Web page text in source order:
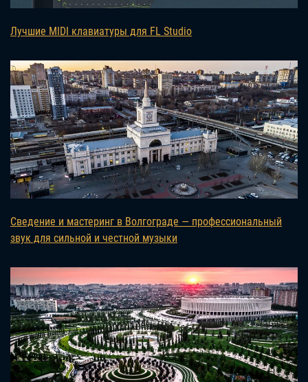
Лучшие MIDI клавиатуры для FL Studio
Сведение и мастеринг в Волгограде — профессиональный
звук для сильной и честной музыки